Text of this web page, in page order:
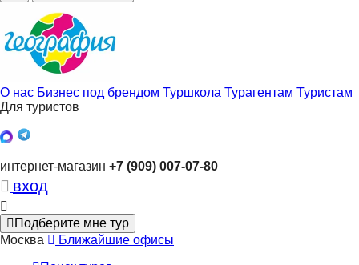
О нас Бизнес под брендом Туршкола Турагентам Туристам
Для туристов
интернет-магазин +7 (909) 007-07-80
вход
Подберите мне тур
Москва
Ближайшие офисы